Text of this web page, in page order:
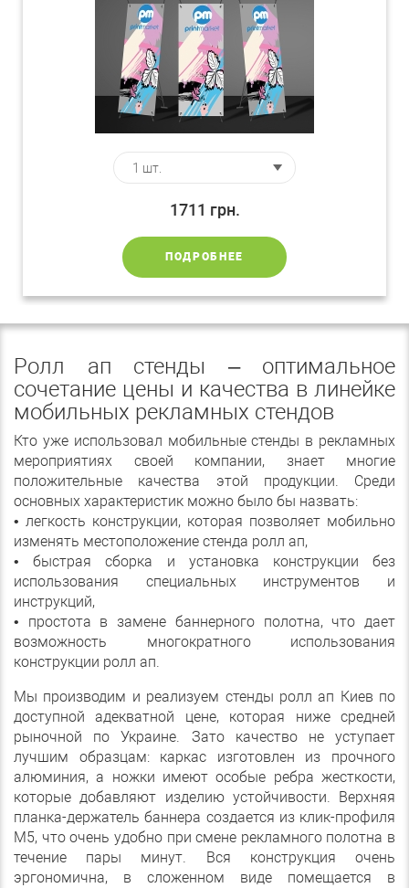
1711 грн.
ПОДРОБНЕЕ
Ролл ап стенды – оптимальное
сочетание цены и качества в линейке
мобильных рекламных стендов
Кто уже использовал мобильные стенды в рекламных
мероприятиях своей компании, знает многие
положительные качества этой продукции. Среди
основных характеристик можно было бы назвать:
• легкость конструкции, которая позволяет мобильно
изменять местоположение стенда ролл ап,
• быстрая сборка и установка конструкции без
использования специальных инструментов и
инструкций,
• простота в замене баннерного полотна, что дает
возможность многократного использования
конструкции ролл ап.
Мы производим и реализуем стенды ролл ап Киев по
доступной адекватной цене, которая ниже средней
рыночной по Украине. Зато качество не уступает
лучшим образцам: каркас изготовлен из прочного
алюминия, а ножки имеют особые ребра жесткости,
которые добавляют изделию устойчивости. Верхняя
планка-держатель баннера создается из клик-профиля
М5, что очень удобно при смене рекламного полотна в
течение пары минут. Вся конструкция очень
эргономична, в сложенном виде помещается в